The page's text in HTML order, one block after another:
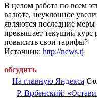
В целом работа по всем
валюте, неуклонное
являются последние
превышает текущий курс
повысить свои тарифы?
Источник: http://news.tj
обсудить
На главную Яндекса
Р. Врбенский: